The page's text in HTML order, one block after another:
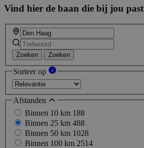
Vind hier de baan die bij jou past
Zoeken Zoeken
Sorteer op
Afstanden
Binnen 10 km 188
Binnen 25 km 488
Binnen 50 km 1028
Binnen 100 km 2514